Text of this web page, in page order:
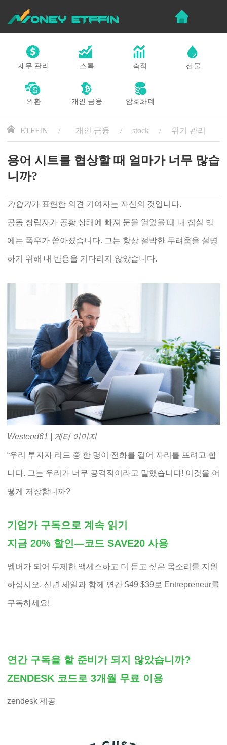
재무 관리 스톡 축적 선물
외환 개인 금융 암호화폐
ETFFIN 개인 금융 stock 위기 관리
용어 시트를 협상할 때 얼마가 너무 많습
니까?
기업가가 표현한 의견 기여자는 자신의 것입니다.
공동 창립자가 공황 상태에 빠져 문을 열었을 때 내 침실 밖
에는 폭우가 쏟아졌습니다. 그는 항상 절박한 두려움을 설명
하기 위해 내 반응을 기다리지 않았습니다.
Westend61 | 게티 이미지
“우리 투자자 리드 중 한 명이 전화를 걸어 자리를 뜨려고 합
니다. 그는 우리가 너무 공격적이라고 말했습니다! 이것을 어
떻게 저장합니까?
기업가 구독으로 계속 읽기
지금 20% 할인—코드 SAVE20 사용
멤버가 되어 무제한 액세스하고 더 듣고 싶은 목소리를 지원
하십시오. 신년 세일과 함께 연간 $49 $39로 Entrepreneur를
구독하세요!
연간 구독을 할 준비가 되지 않았습니까?
ZENDESK 코드로 3개월 무료 이용
zendesk 제공